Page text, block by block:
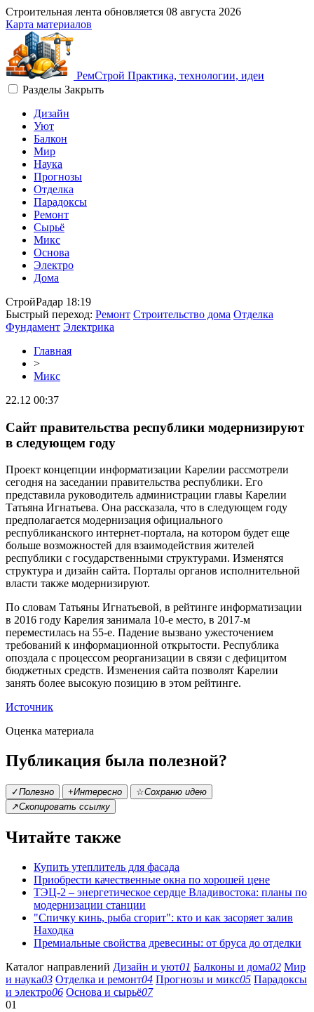
Строительная лента обновляется 08 августа 2026
Карта материалов
РемСтрой Практика, технологии, идеи
Разделы Закрыть
Дизайн
Уют
Балкон
Мир
Наука
Прогнозы
Отделка
Парадоксы
Ремонт
Сырьё
Микс
Основа
Электро
Дома
СтройРадар 18:19
Быстрый переход: Ремонт Строительство дома Отделка
Фундамент Электрика
Главная
>
Микс
22.12 00:37
Сайт правительства республики модернизируют
в следующем году
Проект концепции информатизации Карелии рассмотрели
сегодня на заседании правительства республики. Его
представила руководитель администрации главы Карелии
Татьяна Игнатьева. Она рассказала, что в следующем году
предполагается модернизация официального
республиканского интернет-портала, на котором будет еще
больше возможностей для взаимодействия жителей
республики с государственными структурами. Изменятся
структура и дизайн сайта. Порталы органов исполнительной
власти также модернизируют.
По словам Татьяны Игнатьевой, в рейтинге информатизации
в 2016 году Карелия занимала 10-е место, в 2017-м
переместилась на 55-е. Падение вызвано ужесточением
требований к информационной открытости. Республика
опоздала с процессом реорганизации в связи с дефицитом
бюджетных средств. Изменения сайта позволят Карелии
занять более высокую позицию в этом рейтинге.
Источник
Оценка материала
Публикация была полезной?
✓Полезно +Интересно ☆Сохраню идею
↗Скопировать ссылку
Читайте также
Купить утеплитель для фасада
Приобрести качественные окна по хорошей цене
ТЭЦ-2 – энергетическое сердце Владивостока: планы по
модернизации станции
"Спичку кинь, рыба сгорит": кто и как засоряет залив
Находка
Премиальные свойства древесины: от бруса до отделки
Каталог направлений Дизайн и уют01 Балконы и дома02 Мир
и наука03 Отделка и ремонт04 Прогнозы и микс05 Парадоксы
и электро06 Основа и сырьё07
01